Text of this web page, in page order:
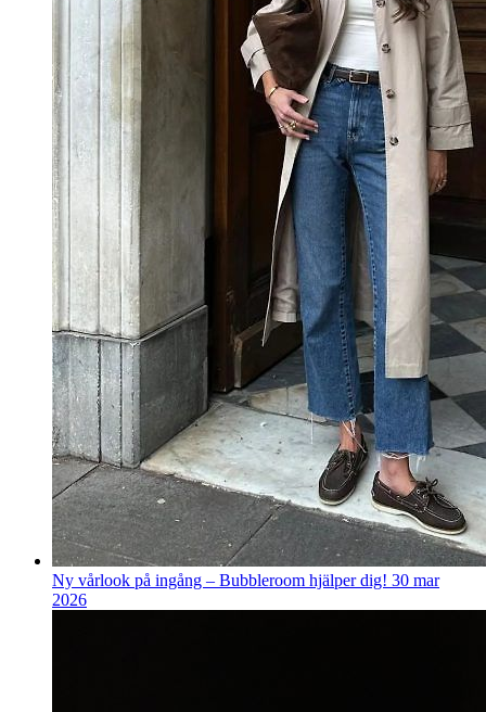
Ny vårlook på ingång – Bubbleroom hjälper dig! 30 mar
2026